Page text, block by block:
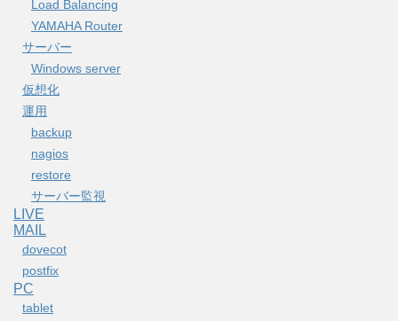
Load Balancing
YAMAHA Router
サーバー
Windows server
仮想化
運用
backup
nagios
restore
サーバー監視
LIVE
MAIL
dovecot
postfix
PC
tablet